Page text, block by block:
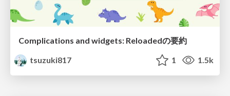
Complications and widgets: Reloadedの要約
tsuzuki817
1 1.5k